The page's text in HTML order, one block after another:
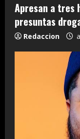
Apresan a tres
presuntas
Redaccion